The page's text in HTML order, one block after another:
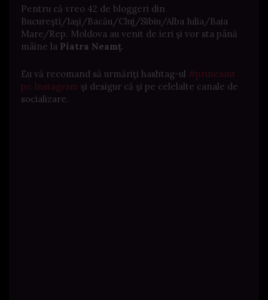
Pentru că vreo 42 de bloggeri din
Bucureşti/Iaşi/Bacău/Cluj/Sibiu/Alba Iulia/Baia
Mare/Rep. Moldova au venit de ieri şi vor sta până
mâine la Piatra Neamț.
Eu vă recomand să urmăriţi hashtag-ul #prineamt
pe Instagram şi desigur că şi pe celelalte canale de
socializare.